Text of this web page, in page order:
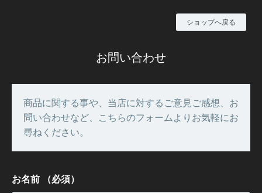
ショップへ戻る
お問い合わせ
商品に関する事や、当店に対するご意見ご感想、お
問い合わせなど、こちらのフォームよりお気軽にお
尋ねください。
お名前 （必須）